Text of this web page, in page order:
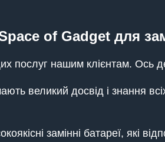
of Gadget для
послуг нашим клієнтам. Ось
мають великий досвід і знання
замінні батареї, які